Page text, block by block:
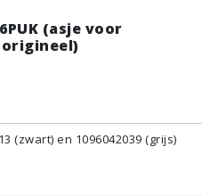
(asje voor
(zwart) en 1096042039 (grijs)